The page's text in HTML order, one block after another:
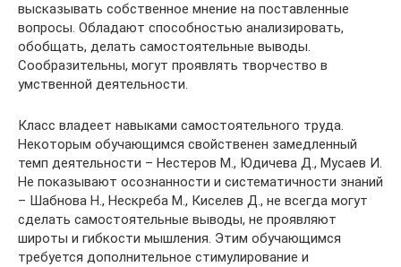
высказывать собственное мнение на поставленные
вопросы. Обладают способностью анализировать,
обобщать, делать самостоятельные выводы.
Сообразительны, могут проявлять творчество в
умственной деятельности.
Класс владеет навыками самостоятельного труда.
Некоторым обучающимся свойственен замедленный
темп деятельности – Нестеров М., Юдичева Д., Мусаев И.
Не показывают осознанности и систематичности знаний
– Шабнова Н., Нескреба М., Киселев Д., не всегда могут
сделать самостоятельные выводы, не проявляют
широты и гибкости мышления. Этим обучающимся
требуется дополнительное стимулирование и